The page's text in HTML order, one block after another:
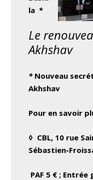
la *
Le
Akhshav
* Nouveau
Akhshav
Pour en savoir
◊ CBL, 10 rue
Sébastien-
PAF 5 € ;